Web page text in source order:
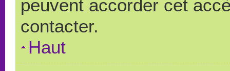
peuvent accorder cet
contacter.
Haut